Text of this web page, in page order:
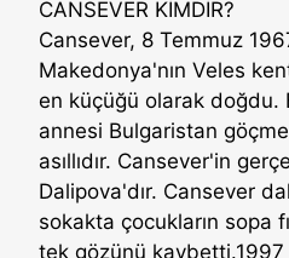
CANSEVER KİMDİR?
Cansever, 8 Temmuz
Makedonya'nın Veles
en küçüğü olarak doğdu.
annesi Bulgaristan
asıllıdır. Cansever'in
Dalipova'dır. Cansever
sokakta çocukların sopa
tek gözünü